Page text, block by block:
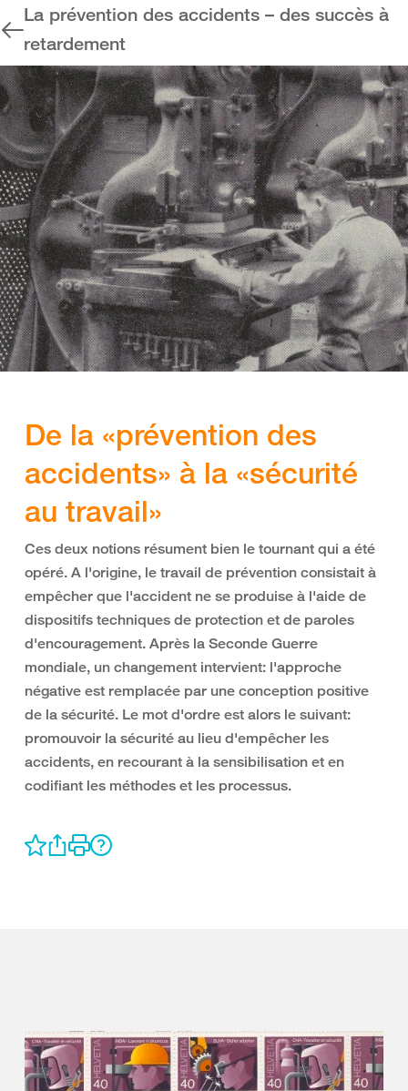
La prévention des accidents – des succès à
retardement
De la «prévention des
accidents» à la «sécurité
au travail»
Ces deux notions résument bien le tournant qui a été
opéré. A l'origine, le travail de prévention consistait à
empêcher que l'accident ne se produise à l'aide de
dispositifs techniques de protection et de paroles
d'encouragement. Après la Seconde Guerre
mondiale, un changement intervient: l'approche
négative est remplacée par une conception positive
de la sécurité. Le mot d'ordre est alors le suivant:
promouvoir la sécurité au lieu d'empêcher les
accidents, en recourant à la sensibilisation et en
codifiant les méthodes et les processus.